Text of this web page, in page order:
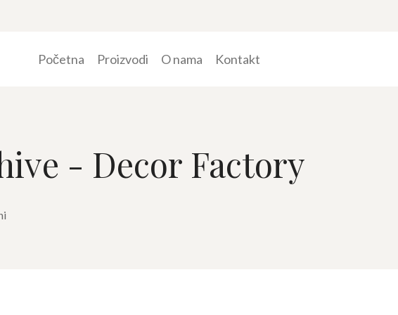
Početna Proizvodi O nama Kontakt
- Decor Factory